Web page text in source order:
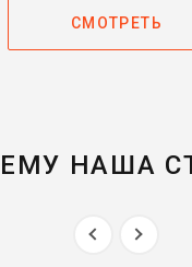
СМОТРЕТЬ
НАША